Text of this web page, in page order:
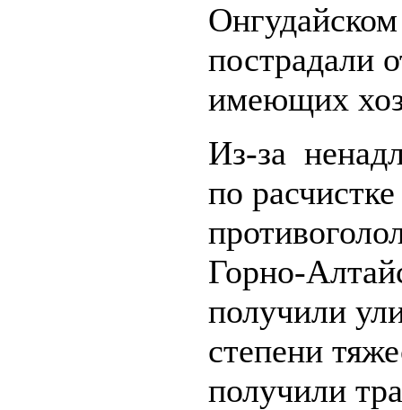
пострадали
имеющих
Из-за
по
Горно-
получили
степени
получили